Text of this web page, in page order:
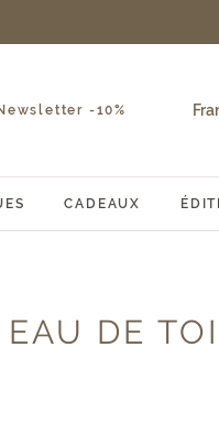
-10%
CADEAUX
DE